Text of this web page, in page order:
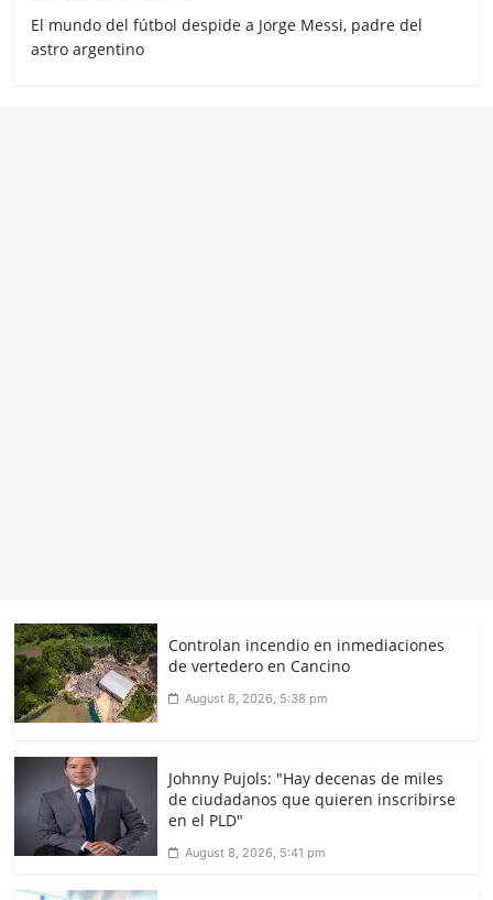
El mundo del fútbol despide a Jorge Messi, padre del
astro argentino
Controlan incendio en inmediaciones
de vertedero en Cancino
August 8, 2026, 5:38 pm
Johnny Pujols: "Hay decenas de miles
de ciudadanos que quieren inscribirse
en el PLD"
August 8, 2026, 5:41 pm